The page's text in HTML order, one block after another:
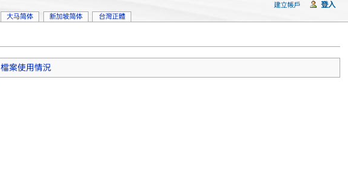
檔案使用情況
大马简体 新加坡简体 台灣正體
建立帳戶 登入